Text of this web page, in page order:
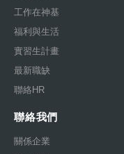
工作在神基
福利與生活
實習生計畫
最新職缺
聯絡HR
聯絡我們
關係企業